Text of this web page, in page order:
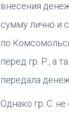
внесения
сумму лично и
по
перед гр. Р., а
передала
Однако гр. С.